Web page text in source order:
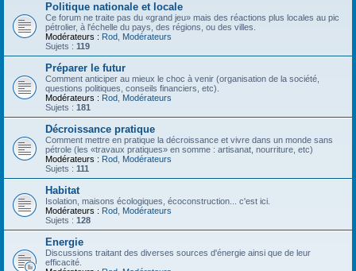
Politique nationale et locale
Ce forum ne traite pas du «grand jeu» mais des réactions plus locales au pic
pétrolier, à l'échelle du pays, des régions, ou des villes.
Modérateurs : Rod Modérateurs
Sujets : 119
Préparer le futur
Comment anticiper au mieux le choc à venir (organisation de la société,
questions politiques, conseils financiers, etc).
Modérateurs : Rod Modérateurs
Sujets : 181
Décroissance pratique
Comment mettre en pratique la décroissance et vivre dans un monde sans
pétrole (les «travaux pratiques» en somme : artisanat, nourriture, etc)
Modérateurs : Rod Modérateurs
Sujets : 111
Habitat
Isolation, maisons écologiques, écoconstruction... c'est ici.
Modérateurs : Rod Modérateurs
Sujets : 128
Energie
Discussions traitant des diverses sources d'énergie ainsi que de leur
efficacité.